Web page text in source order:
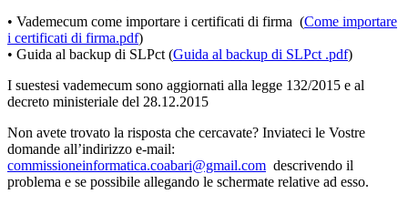
• Vademecum come importare i certificati di firma (Come importare
i certificati di firma.pdf)
• Guida al backup di SLPct (Guida al backup di SLPct .pdf)
I suestesi vademecum sono aggiornati alla legge 132/2015 e al
decreto ministeriale del 28.12.2015
Non avete trovato la risposta che cercavate? Inviateci le Vostre
domande all’indirizzo e-mail:
commissioneinformatica.coabari@gmail.com descrivendo il
problema e se possibile allegando le schermate relative ad esso.